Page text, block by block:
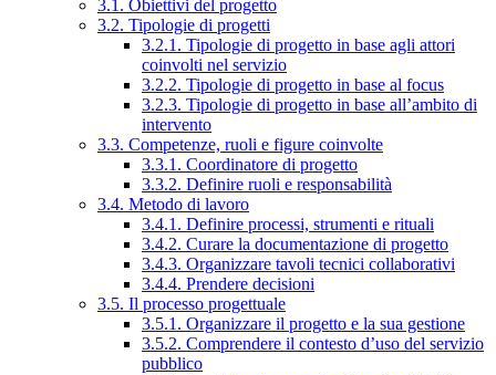
3.1. Obiettivi del progetto
3.2. Tipologie di progetti
3.2.1. Tipologie di progetto in base agli attori
coinvolti nel servizio
3.2.2. Tipologie di progetto in base al focus
3.2.3. Tipologie di progetto in base all’ambito di
intervento
3.3. Competenze, ruoli e figure coinvolte
3.3.1. Coordinatore di progetto
3.3.2. Definire ruoli e responsabilità
3.4. Metodo di lavoro
3.4.1. Definire processi, strumenti e rituali
3.4.2. Curare la documentazione di progetto
3.4.3. Organizzare tavoli tecnici collaborativi
3.4.4. Prendere decisioni
3.5. Il processo progettuale
3.5.1. Organizzare il progetto e la sua gestione
3.5.2. Comprendere il contesto d’uso del servizio
pubblico